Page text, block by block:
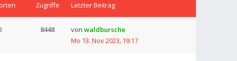
Zugriffe Letzter Beitrag
8448 von waldbursche
Mo 13. Nov 2023, 19:17